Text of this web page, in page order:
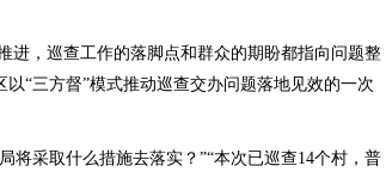
，巡查工作的落脚点和群众的期盼都指向问题整
“三方督”模式推动巡查交办问题落地见效的一次
采取什么措施去落实？”“本次已巡查14个村，普